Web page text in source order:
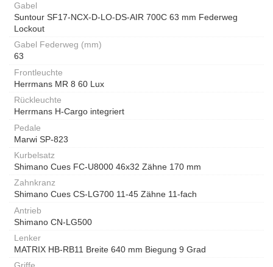
Gabel
Suntour SF17-NCX-D-LO-DS-AIR 700C 63 mm Federweg
Lockout
Gabel Federweg (mm)
63
Frontleuchte
Herrmans MR 8 60 Lux
Rückleuchte
Herrmans H-Cargo integriert
Pedale
Marwi SP-823
Kurbelsatz
Shimano Cues FC-U8000 46x32 Zähne 170 mm
Zahnkranz
Shimano Cues CS-LG700 11-45 Zähne 11-fach
Antrieb
Shimano CN-LG500
Lenker
MATRIX HB-RB11 Breite 640 mm Biegung 9 Grad